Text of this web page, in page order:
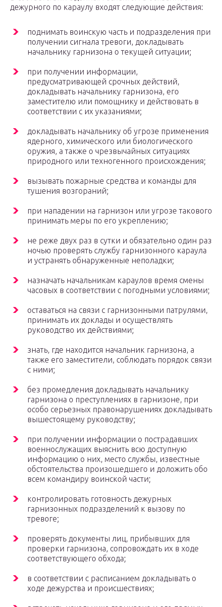
дежурного по караулу входят следующие действия:
поднимать воинскую часть и подразделения при
получении сигнала тревоги, докладывать
начальнику гарнизона о текущей ситуации;
при получении информации,
предусматривающей срочных действий,
докладывать начальнику гарнизона, его
заместителю или помощнику и действовать в
соответствии с их указаниями;
докладывать начальнику об угрозе применения
ядерного, химического или биологического
оружия, а также о чрезвычайных ситуациях
природного или техногенного происхождения;
вызывать пожарные средства и команды для
тушения возгораний;
при нападении на гарнизон или угрозе такового
принимать меры по его укреплению;
не реже двух раз в сутки и обязательно один раз
ночью проверять службу гарнизонного караула
и устранять обнаруженные неполадки;
назначать начальникам караулов время смены
часовых в соответствии с погодными условиями;
оставаться на связи с гарнизонными патрулями,
принимать их доклады и осуществлять
руководство их действиями;
знать, где находится начальник гарнизона, а
также его заместители, соблюдать порядок связи
с ними;
без промедления докладывать начальнику
гарнизона о преступлениях в гарнизоне, при
особо серьезных правонарушениях докладывать
вышестоящему руководству;
при получении информации о пострадавших
военнослужащих выяснить всю доступную
информацию о них, место службы, известные
обстоятельства произошедшего и доложить обо
всем командиру воинской части;
контролировать готовность дежурных
гарнизонных подразделений к вызову по
тревоге;
проверять документы лиц, прибывших для
проверки гарнизона, сопровождать их в ходе
соответствующего обхода;
в соответствии с расписанием докладывать о
ходе дежурства и происшествиях;